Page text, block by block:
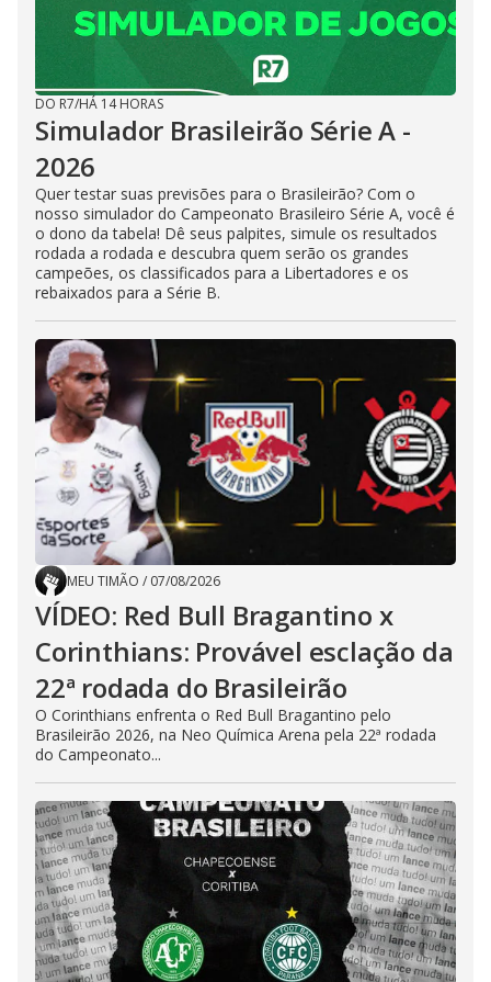
DO R7/HÁ 14 HORAS
Simulador Brasileirão Série A -
2026
Quer testar suas previsões para o Brasileirão? Com o
nosso simulador do Campeonato Brasileiro Série A, você é
o dono da tabela! Dê seus palpites, simule os resultados
rodada a rodada e descubra quem serão os grandes
campeões, os classificados para a Libertadores e os
rebaixados para a Série B.
MEU TIMÃO / 07/08/2026
VÍDEO: Red Bull Bragantino x
Corinthians: Provável esclação da
22ª rodada do Brasileirão
O Corinthians enfrenta o Red Bull Bragantino pelo
Brasileirão 2026, na Neo Química Arena pela 22ª rodada
do Campeonato...